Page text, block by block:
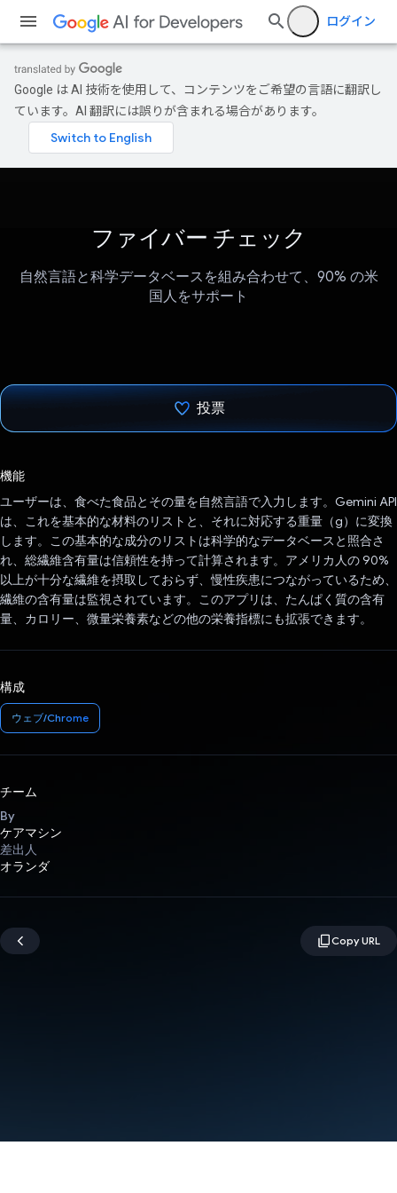
ログイン
Google は AI 技術を使用して、コンテンツをご希望の言語に翻訳し
ています。AI 翻訳には誤りが含まれる場合があります。
ファイバー チェック
自然言語と科学データベースを組み合わせて、90% の米
国人をサポート
投票
機能
ユーザーは、食べた食品とその量を自然言語で入力します。Gemini API
は、これを基本的な材料のリストと、それに対応する重量（g）に変換
します。この基本的な成分のリストは科学的なデータベースと照合さ
れ、総繊維含有量は信頼性を持って計算されます。アメリカ人の 90%
以上が十分な繊維を摂取しておらず、慢性疾患につながっているため、
繊維の含有量は監視されています。このアプリは、たんぱく質の含有
量、カロリー、微量栄養素などの他の栄養指標にも拡張できます。
構成
ウェブ/Chrome
チーム
By
ケアマシン
差出人
オランダ